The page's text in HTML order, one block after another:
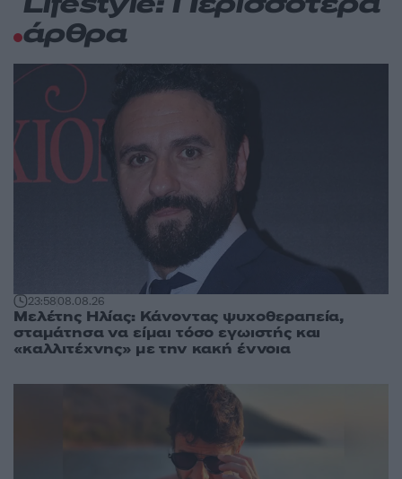
Lifestyle: Περισσότερα
άρθρα
23:5808.08.26
Μελέτης Ηλίας: Κάνοντας ψυχοθεραπεία,
σταμάτησα να είμαι τόσο εγωιστής και
«καλλιτέχνης» με την κακή έννοια